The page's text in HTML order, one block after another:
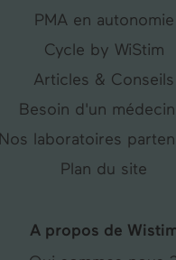
PMA en autonomie
Cycle by WiStim
Articles & Conseils
Besoin d'un
Nos laboratoires
Plan du site
A propos de